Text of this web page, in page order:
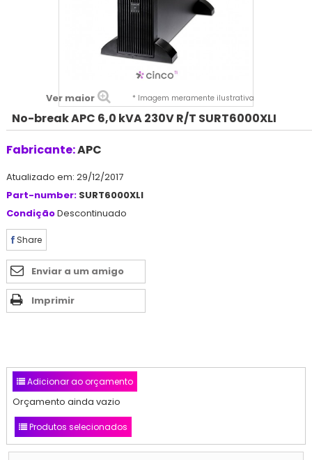
Ver maior * Imagem meramente ilustrativa
No-break APC 6,0 kVA 230V R/T SURT6000XLI
Fabricante:APC
Atualizado em: 29/12/2017
Part-number: SURT6000XLI
CondiçãoDescontinuado
Share
Enviar a um amigo
Imprimir
Adicionar ao orçamento
Orçamento ainda vazio
Produtos selecionados